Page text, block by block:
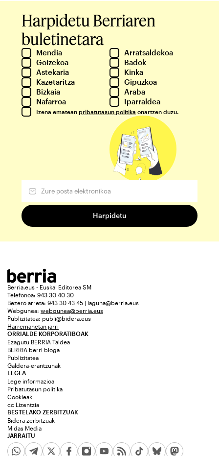
Harpidetu Berriaren
buletinetara
Mendia
Arratsaldekoa
Goizekoa
Badok
Astekaria
Kinka
Kazetaritza
Gipuzkoa
Bizkaia
Araba
Nafarroa
Iparraldea
Izena ematean pribatutasun politika onartzen duzu.
Berria.eus - Euskal Editorea SM
Telefonoa: 943 30 40 30
Bezero arreta: 943 30 43 45 | laguna@berria.eus
Webgunea: webgunea@berria.eus
Publizitatea: publi@bidera.eus
Harremanetan jarri
ORRIALDE KORPORATIBOAK
Ezagutu BERRIA Taldea
BERRIA berri bloga
Publizitatea
Galdera-erantzunak
JARRAITU
LEGEA
Lege informazioa
Pribatutasun politika
Cookieak
cc Lizentzia
BESTELAKO ZERBITZUAK
Bidera zerbitzuak
Midas Media